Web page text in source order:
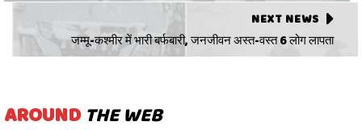
NEXT NEWS
जम्मू-कश्मीर में भारी बर्फबारी, जनजीवन अस्त-वस्त 6 लोग लापता
AROUND THE WEB